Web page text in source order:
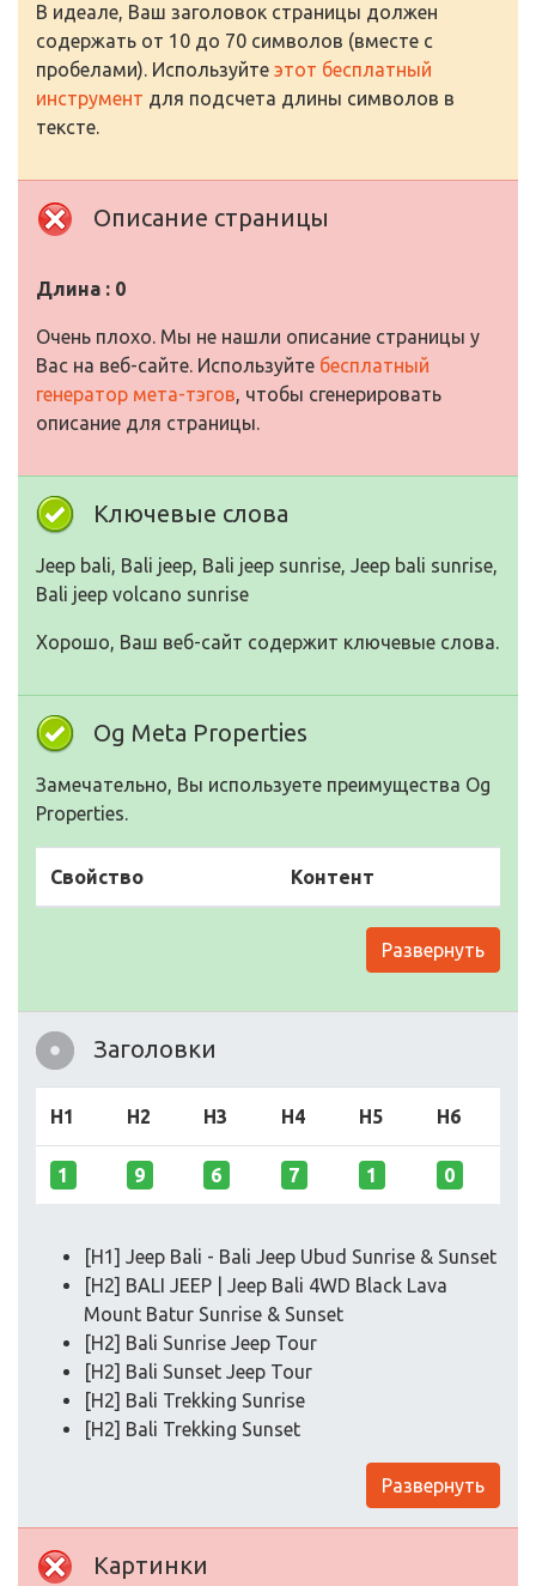
В идеале, Ваш заголовок страницы должен
содержать от 10 до 70 символов (вместе с
пробелами). Используйте этот бесплатный
инструмент для подсчета длины символов в
тексте.
Описание страницы
Длина : 0
Очень плохо. Мы не нашли описание страницы у
Вас на веб-сайте. Используйте бесплатный
генератор мета-тэгов, чтобы сгенерировать
описание для страницы.
Ключевые слова
Jeep bali, Bali jeep, Bali jeep sunrise, Jeep bali sunrise,
Bali jeep volcano sunrise
Хорошо, Ваш веб-сайт содержит ключевые слова.
Og Meta Properties
Замечательно, Вы используете преимущества Og
Properties.
Свойство Контент
Развернуть
Заголовки
H1 H2 H3 H4 H5 H6
1 9 6 7 1 0
[H1] Jeep Bali - Bali Jeep Ubud Sunrise & Sunset
[H2] BALI JEEP | Jeep Bali 4WD Black Lava
Mount Batur Sunrise & Sunset
[H2] Bali Sunrise Jeep Tour
[H2] Bali Sunset Jeep Tour
[H2] Bali Trekking Sunrise
[H2] Bali Trekking Sunset
Развернуть
Картинки